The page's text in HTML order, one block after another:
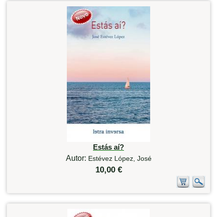
Estás aí?
Autor: Estévez López, José
10,00 €